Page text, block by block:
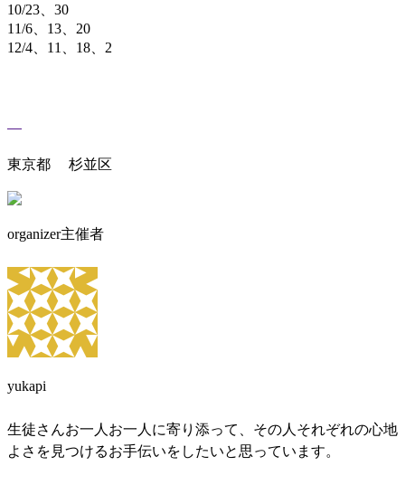
10/23、30
11/6、13、20
12/4、11、18、2
東京都 杉並区
organizer主催者
yukapi
生徒さんお一人お一人に寄り添って、その人それぞれの心地
よさを見つけるお手伝いをしたいと思っています。